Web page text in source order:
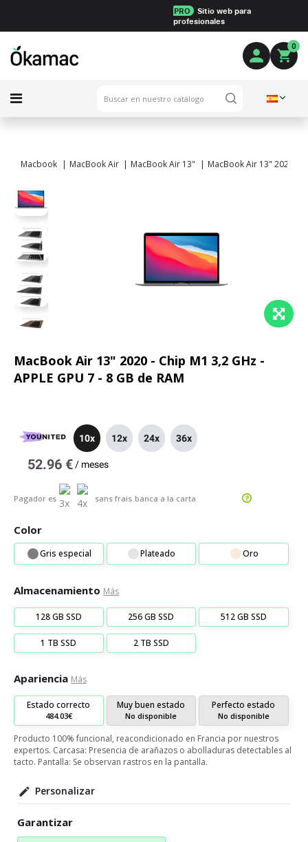
PRO
Sitio web para
profesionales
0
Macbook MacBook Air MacBook Air 13" MacBook Air 13" 2020 -
MacBook Air 13" 2020 - Chip M1 3,2 GHz -
APPLE GPU 7 - 8 GB de RAM
10x 12x 24x 36x
52.96 € / meses
Pagador es sans frais banca a la carta
Color
Gris especial Plateado Oro
Almacenamiento Más
128 GB SSD 256 GB SSD 512 GB SSD
1 TB SSD 2 TB SSD
Apariencia Más
Estado correcto
484.03€
Muy buen estado
No disponible
Perfecto estado
No disponible
Producto 100% funcional, reacondicionado en Francia por nuestros
expertos. Carcasa: Presencia de arañazos o abolladuras detectables al
tacto. Pantalla: Se observan rastros en la pantalla.
Personalizar
Garantizar